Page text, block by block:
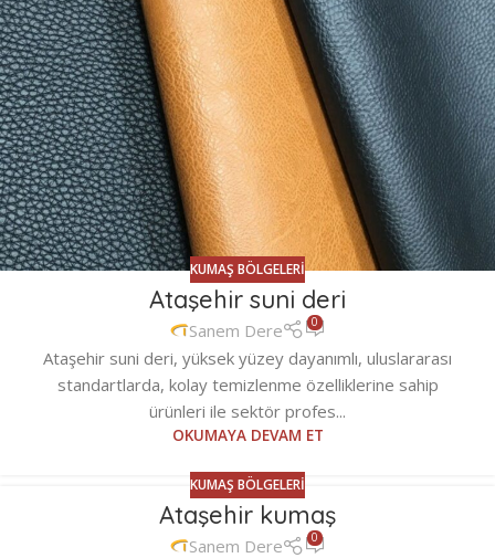
KUMAŞ BÖLGELERI
Ataşehir suni deri
Sanem Dere 0
Ataşehir suni deri, yüksek yüzey dayanımlı, uluslararası
standartlarda, kolay temizlenme özelliklerine sahip
ürünleri ile sektör profes...
OKUMAYA DEVAM ET
KUMAŞ BÖLGELERI
Ataşehir kumaş
Sanem Dere 0